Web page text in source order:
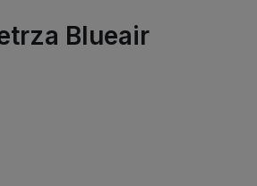
Blueair